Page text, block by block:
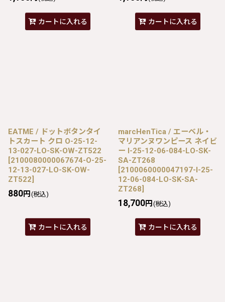
カートに入れる カートに入れる
EATME / ドットボタンタイ
トスカート クロ O-25-12-
13-027-LO-SK-OW-ZT522
[2100080000067674-O-25-
12-13-027-LO-SK-OW-
ZT522]
880円 (税込)
カートに入れる
marcHenTica / エーベル・
マリアンヌワンピース ネイビ
ー I-25-12-06-084-LO-SK-
SA-ZT268
[2100060000047197-I-25-
12-06-084-LO-SK-SA-
ZT268]
18,700円 (税込)
カートに入れる